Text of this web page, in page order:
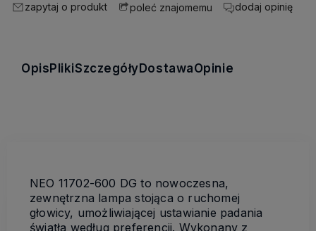
zapytaj o produkt poleć znajomemu dodaj opinię
Opis PlikiSzczegóły DostawaOpinie
NEO 11702-600 DG to nowoczesna,
zewnętrzna lampa stojąca o ruchomej
głowicy, umożliwiającej ustawianie padania
światła według preferencji. Wykonany z